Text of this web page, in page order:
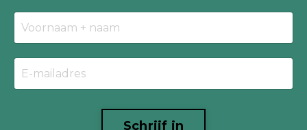
Schrijf in